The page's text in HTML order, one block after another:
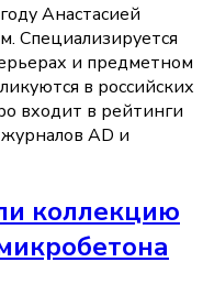
Анастасией
Специализируется
и предметном
в российских
входит в рейтинги
AD и
коллекцию